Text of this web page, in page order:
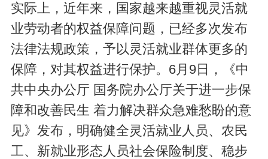
实际上，近年来，国家越来越重视灵活就
业劳动者的权益保障问题，已经多次发布
法律法规政策，予以灵活就业群体更多的
保障，对其权益进行保护。6月9日，《中
共中央办公厅 国务院办公厅关于进一步保
障和改善民生 着力解决群众急难愁盼的意
见》发布，明确健全灵活就业人员、农民
工、新就业形态人员社会保险制度、稳步